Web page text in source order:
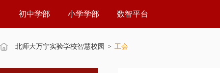
初中学部 小学学部 数智平台
北师大万宁实验学校智慧校园 > 工会